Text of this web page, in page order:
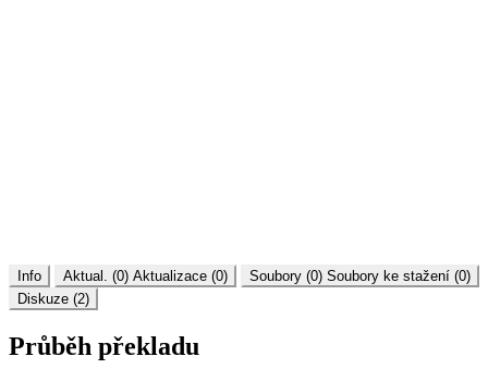
Info Aktual. (0) Aktualizace (0) Soubory (0) Soubory ke stažení (0)
Diskuze (2)
Průběh překladu